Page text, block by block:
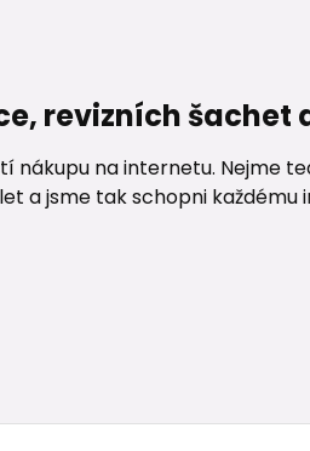
revizních šachet
na internetu. Nejme
a jsme tak schopni